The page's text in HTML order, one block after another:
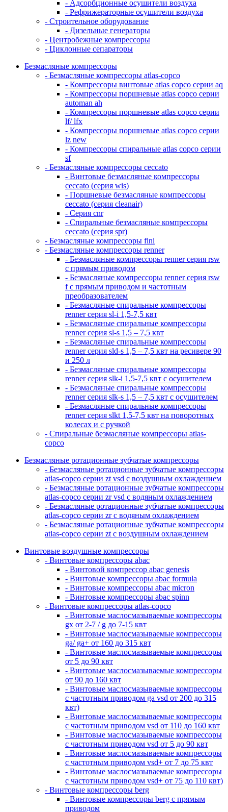
- Адсорбционные осушители воздуха
- Рефрижераторные осушители воздуха
- Строительное оборудование
- Дизельные генераторы
- Центробежные компрессоры
- Циклонные сепараторы
Безмасляные компрессоры
- Безмасляные компрессоры atlas-copco
- Компрессоры винтовые atlas copco серии aq
- Компрессоры поршневые atlas copco серии
automan ah
- Компрессоры поршневые atlas copco серии
lf/ lfx
- Компрессоры поршневые atlas copco серии
lz new
- Компрессоры спиральные atlas copco серии
sf
- Безмасляные компрессоры ceccato
- Винтовые безмасляные компрессоры
ceccato (серия wis)
- Поршневые безмасляные компрессоры
ceccato (серия cleanair)
- Серия cnr
- Спиральные безмасляные компрессоры
ceccato (серия spr)
- Безмасляные компрессоры fini
- Безмасляные компрессоры renner
- Безмасляные компрессоры renner серия rsw
с прямым приводом
- Безмасляные компрессоры renner серия rsw
f с прямым приводом и частотным
преобразователем
- Безмасляные спиральные компрессоры
renner серия sl-i 1,5-7,5 квт
- Безмасляные спиральные компрессоры
renner серия sl-s 1,5 – 7,5 квт
- Безмасляные спиральные компрессоры
renner серия sld-s 1,5 – 7,5 квт на ресивере 90
и 250 л
- Безмасляные спиральные компрессоры
renner серия slk-i 1,5-7,5 квт с осушителем
- Безмасляные спиральные компрессоры
renner серия slk-s 1,5 – 7,5 квт с осушителем
- Безмасляные спиральные компрессоры
renner серия slkt 1,5-7,5 квт на поворотных
колесах и с ручкой
- Спиральные безмасляные компрессоры atlas-
copco
Безмасляные ротационные зубчатые компрессоры
- Безмасляные ротационные зубчатые компрессоры
atlas-copco серии zt vsd с воздушным охлаждением
- Безмасляные ротационные зубчатые компрессоры
atlas-copco серии zr vsd с водяным охлаждением
- Безмасляные ротационные зубчатые компрессоры
atlas-copco серии zr с водяным охлаждением
- Безмасляные ротационные зубчатые компрессоры
atlas-copco серии zt с воздушным охлаждением
Винтовые воздушные компрессоры
- Винтовые компрессоры abac
- Винтовой компрессор abac genesis
- Винтовые компрессоры abac formula
- Винтовые компрессоры abac micron
- Винтовые компрессоры abac spinn
- Винтовые компрессоры atlas-copco
- Винтовые маслосмазываемые компрессоры
gx от 2-7 / g до 7-15 квт
- Винтовые маслосмазываемые компрессоры
ga/ ga+ от 160 до 315 квт
- Винтовые маслосмазываемые компрессоры
от 5 до 90 квт
- Винтовые маслосмазываемые компрессоры
от 90 до 160 квт
- Винтовые маслосмазываемые компрессоры
с частотным приводом ga vsd от 200 до 315
квт)
- Винтовые маслосмазываемые компрессоры
с частотным приводом vsd от 110 до 160 квт
- Винтовые маслосмазываемые компрессоры
с частотным приводом vsd от 5 до 90 квт
- Винтовые маслосмазываемые компрессоры
с частотным приводом vsd+ от 7 до 75 квт
- Винтовые маслосмазываемые компрессоры
с частотным приводом vsd+ от 75 до 110 квт)
- Винтовые компрессоры berg
- Винтовые компрессоры berg с прямым
приводом